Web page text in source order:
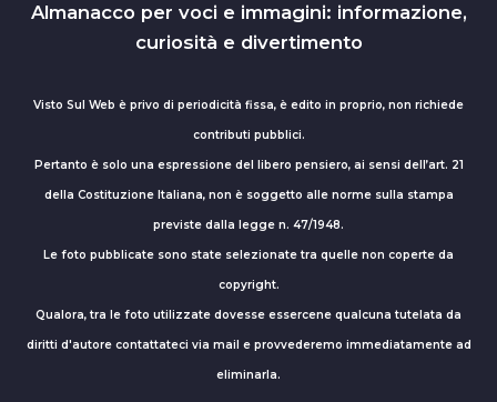
Almanacco per voci e immagini: informazione,
curiosità e divertimento
Visto Sul Web è privo di periodicità fissa, è edito in proprio, non richiede
contributi pubblici.
Pertanto è solo una espressione del libero pensiero, ai sensi dell’art. 21
della Costituzione Italiana, non è soggetto alle norme sulla stampa
previste dalla legge n. 47/1948.
Le foto pubblicate sono state selezionate tra quelle non coperte da
copyright.
Qualora, tra le foto utilizzate dovesse essercene qualcuna tutelata da
diritti d'autore contattateci via mail e provvederemo immediatamente ad
eliminarla.